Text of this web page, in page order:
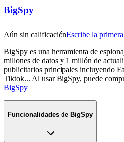
BigSpy
Aún sin calificaciónEscribe la primera
BigSpy es una herramienta de
millones de datos y 1 millón de
publicitarios principales incluyendo
Tiktok... Al usar BigSpy, puede
BigSpy
Funcionalidades de BigSpy